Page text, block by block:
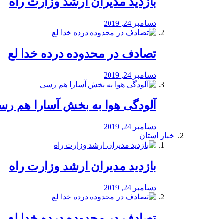
دسامبر 24, 2019
تصادف در محدوده درده خدا لع
دسامبر 24, 2019
آلودگی هوا به بخش آسارا هم
دسامبر 24, 2019
اخبار استان
بازدید مدیران ارشد وزارت راه
دسامبر 24, 2019